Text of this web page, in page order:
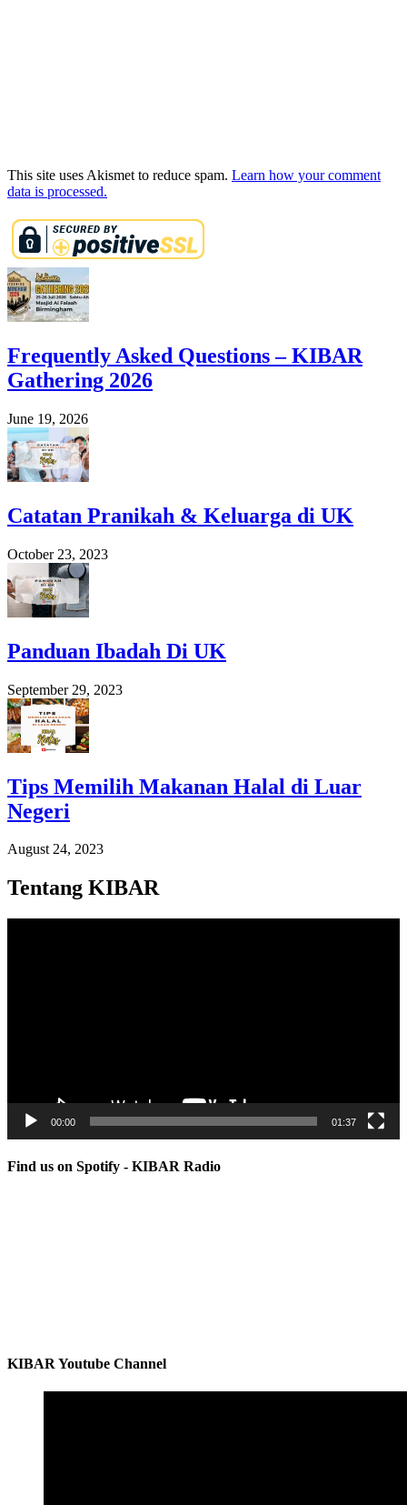
This site uses Akismet to reduce spam. Learn how your comment
data is processed.
Frequently Asked Questions – KIBAR
Gathering 2026
June 19, 2026
Catatan Pranikah & Keluarga di UK
October 23, 2023
Panduan Ibadah Di UK
September 29, 2023
Tips Memilih Makanan Halal di Luar
Negeri
August 24, 2023
Tentang KIBAR
00:00 01:37
Find us on Spotify - KIBAR Radio
KIBAR Youtube Channel